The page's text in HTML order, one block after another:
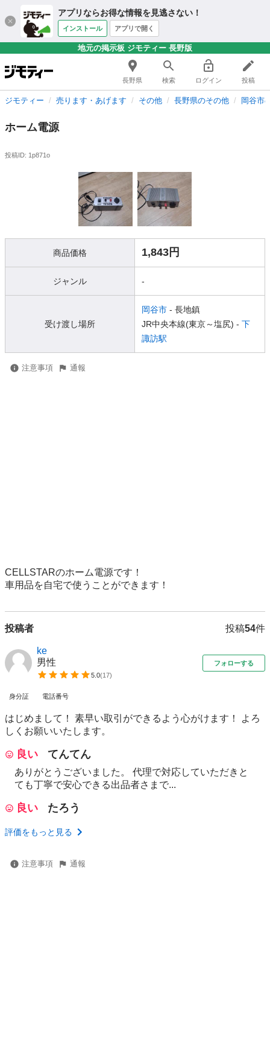
アプリならお得な情報を見逃さない！
インストール アプリで開く
地元の掲示板 ジモティー 長野版
長野県 検索 ログイン 投稿
ジモティー 売ります・あげます その他 長野県のその他 岡谷市
ホーム電源
投稿ID: 1p871o
商品価格 1,843円
ジャンル -
受け渡し場所
岡谷市 - 長地鎮
JR中央本線(東京～塩尻) - 下
諏訪駅
注意事項 通報
CELLSTARのホーム電源です！
投稿者 投稿54件
ke
男性
5.0(17)
フォローする
身分証 電話番号
はじめまして！ 素早い取引ができるよう心がけます！ よろ
しくお願いいたします。
良い てんてん
ありがとうございました。 代理で対応していただきと
ても丁寧で安心できる出品者さまで...
良い たろう
評価をもっと見る
注意事項 通報